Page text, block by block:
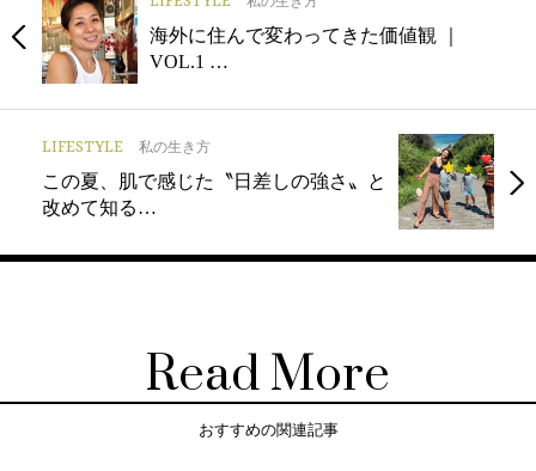
海外に住んで変わってきた価値観 ｜
VOL.1 …
LIFESTYLE 私の生き方
この夏、肌で感じた〝日差しの強さ〟と
改めて知る…
Read More
おすすめの関連記事